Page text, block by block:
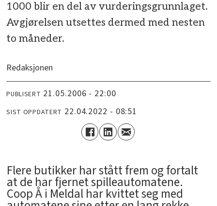
1000 blir en del av vurderingsgrunnlaget.
Avgjørelsen utsettes dermed med nesten
to måneder.
Redaksjonen
PUBLISERT 21.05.2006 - 22:00
SIST OPPDATERT 22.04.2022 - 08:51
Flere butikker har stått frem og fortalt
at de har fjernet spilleautomatene.
Coop Å i Meldal har kvittet seg med